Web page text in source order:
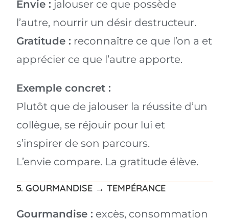
Envie : jalouser ce que possède
l’autre, nourrir un désir destructeur.
Gratitude : reconnaître ce que l’on a et
apprécier ce que l’autre apporte.
Exemple concret :
Plutôt que de jalouser la réussite d’un
collègue, se réjouir pour lui et
s’inspirer de son parcours.
L’envie compare. La gratitude élève.
5. GOURMANDISE → TEMPÉRANCE
Gourmandise : excès, consommation